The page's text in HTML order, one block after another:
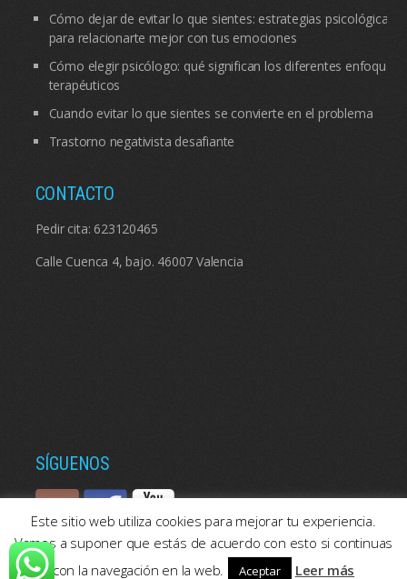
Cómo dejar de evitar lo que sientes: estrategias psicológicas
para relacionarte mejor con tus emociones
Cómo elegir psicólogo: qué significan los diferentes enfoques
terapéuticos
Cuando evitar lo que sientes se convierte en el problema
Trastorno negativista desafiante
CONTACTO
Pedir cita: 623120465
Calle Cuenca 4, bajo. 46007 Valencia
SÍGUENOS
© 2026: Psicologos Valencia | Consulta de psicología en Valencia
Este sitio web utiliza cookies para mejorar tu experiencia.
Vamos a suponer que estás de acuerdo con esto si continuas
con la navegación en la web.
Aceptar Leer más